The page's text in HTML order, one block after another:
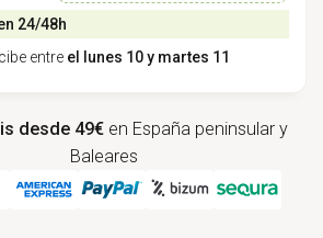
24/48h
entre el lunes 10 y martes 11
desde 49€ en España peninsular y
Baleares